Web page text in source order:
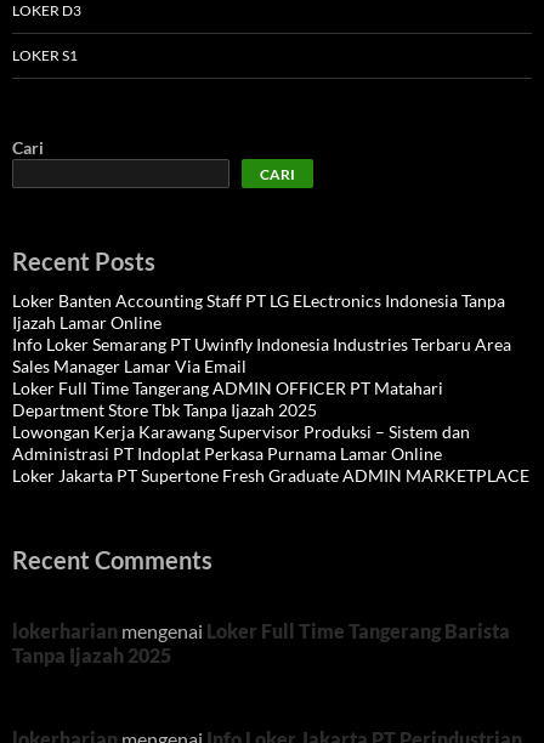
LOKER D3
LOKER S1
Cari
CARI
Recent Posts
Loker Banten Accounting Staff PT LG ELectronics Indonesia Tanpa
Ijazah Lamar Online
Info Loker Semarang PT Uwinfly Indonesia Industries Terbaru Area
Sales Manager Lamar Via Email
Loker Full Time Tangerang ADMIN OFFICER PT Matahari
Department Store Tbk Tanpa Ijazah 2025
Lowongan Kerja Karawang Supervisor Produksi – Sistem dan
Administrasi PT Indoplat Perkasa Purnama Lamar Online
Loker Jakarta PT Supertone Fresh Graduate ADMIN MARKETPLACE
Recent Comments
lokerharian mengenai Loker Full Time Tangerang Barista
Tanpa Ijazah 2025